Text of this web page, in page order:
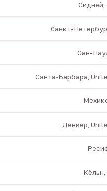
Сидней,
Санкт-
Сан-
Санта-Барбара,
Денвер,
Кёльн,